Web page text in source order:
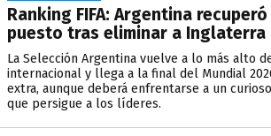
Ranking FIFA: Argentina
puesto tras eliminar a Inglaterra
La Selección Argentina vuelve a lo más alto
internacional y llega a la final del Mundial
extra, aunque deberá enfrentarse a un
que persigue a los líderes.